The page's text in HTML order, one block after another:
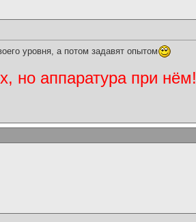
уровня, а потом задавят опытом
но аппаратура при нём!